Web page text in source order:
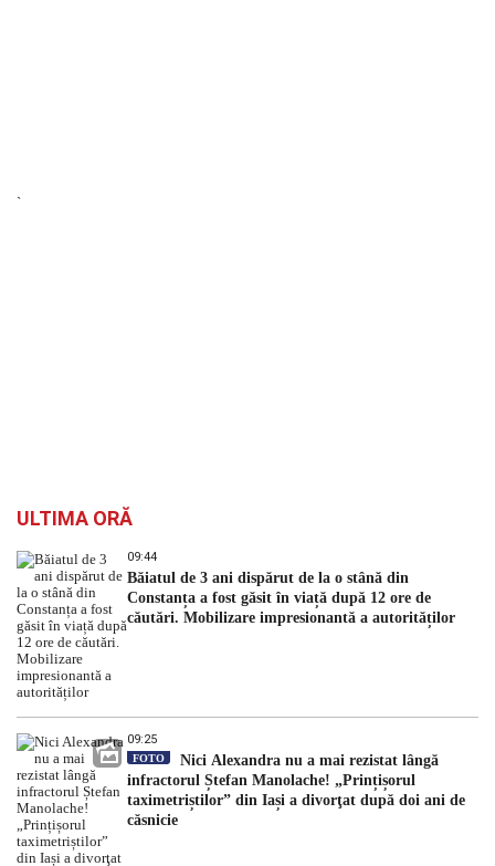
`
ULTIMA ORĂ
09:44
Băiatul de 3 ani dispărut de la o stână din
Constanța a fost găsit în viață după 12 ore de
căutări. Mobilizare impresionantă a autorităților
09:25
FOTO
Nici Alexandra nu a mai rezistat lângă
infractorul Ștefan Manolache! „Prințișorul
taximetriștilor” din Iași a divorţat după doi ani de
căsnicie